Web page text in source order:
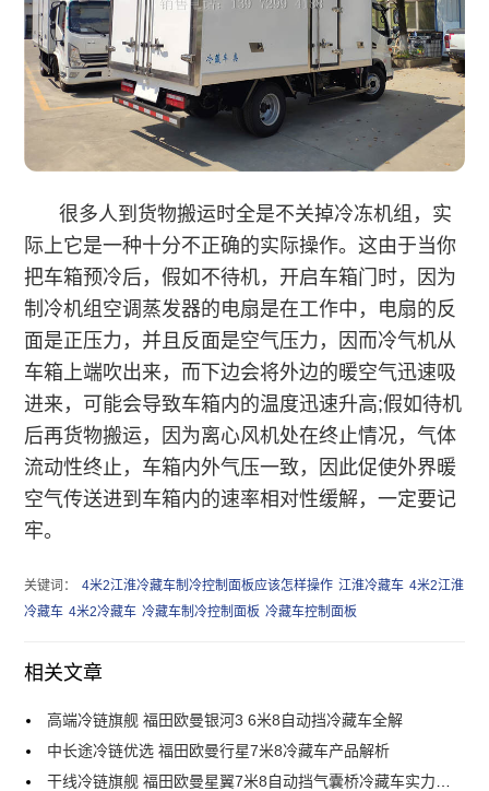
很多人到货物搬运时全是不关掉冷冻机组，实
际上它是一种十分不正确的实际操作。这由于当你
把车箱预冷后，假如不待机，开启车箱门时，因为
制冷机组空调蒸发器的电扇是在工作中，电扇的反
面是正压力，并且反面是空气压力，因而冷气机从
车箱上端吹出来，而下边会将外边的暖空气迅速吸
进来，可能会导致车箱内的温度迅速升高;假如待机
后再货物搬运，因为离心风机处在终止情况，气体
流动性终止，车箱内外气压一致，因此促使外界暖
空气传送进到车箱内的速率相对性缓解，一定要记
牢。
关键词： 4米2江淮冷藏车制冷控制面板应该怎样操作 江淮冷藏车 4米2江淮
冷藏车 4米2冷藏车 冷藏车制冷控制面板 冷藏车控制面板
相关文章
高端冷链旗舰 福田欧曼银河3 6米8自动挡冷藏车全解
中长途冷链优选 福田欧曼行星7米8冷藏车产品解析
干线冷链旗舰 福田欧曼星翼7米8自动挡气囊桥冷藏车实力解析